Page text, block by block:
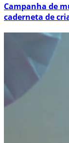
Campanha de
caderneta de